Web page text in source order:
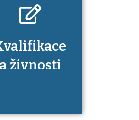
a živnosti